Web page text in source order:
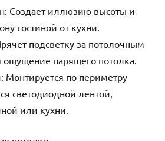
Создает иллюзию высоты и
гостиной от кухни.
подсветку за потолочным
ощущение парящего потолка.
Монтируется по периметру
светодиодной лентой,
или кухни.